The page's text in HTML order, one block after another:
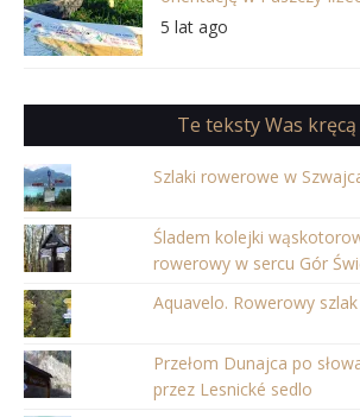
5 lat ago
Te teksty Was kręcą
Szlaki rowerowe w
Śladem kolejki
rowerowy w sercu Gór
Aquavelo. Rowerowy
Przełom Dunajca po
przez Lesnické sedlo